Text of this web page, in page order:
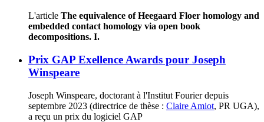
L'article The equivalence of Heegaard Floer homology and
embedded contact homology via open book
decompositions. I.
Prix GAP Exellence Awards pour Joseph
Winspeare
Joseph Winspeare, doctorant à l'Institut Fourier depuis
septembre 2023 (directrice de thèse : Claire Amiot, PR UGA),
a reçu un prix du logiciel GAP